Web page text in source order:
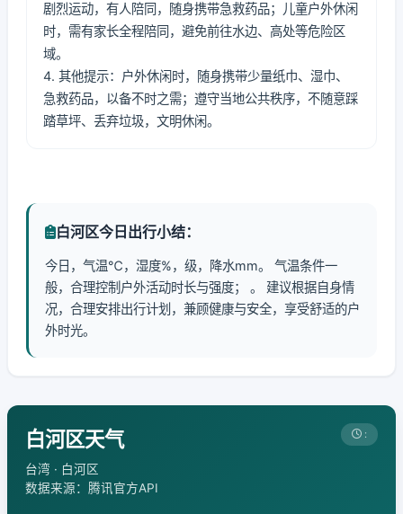
剧烈运动，有人陪同，随身携带急救药品；儿童户外休闲
时，需有家长全程陪同，避免前往水边、高处等危险区
域。
4. 其他提示：户外休闲时，随身携带少量纸巾、湿巾、
急救药品，以备不时之需；遵守当地公共秩序，不随意踩
踏草坪、丢弃垃圾，文明休闲。
白河区今日出行小结：
今日，气温℃，湿度%，级，降水mm。 气温条件一
般，合理控制户外活动时长与强度； 。 建议根据自身情
况，合理安排出行计划，兼顾健康与安全，享受舒适的户
外时光。
白河区天气
台湾 · 白河区
数据来源：腾讯官方API
: